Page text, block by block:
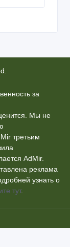
за
Мы не
третьим
AdMir.
реклама
узнать о
тут.